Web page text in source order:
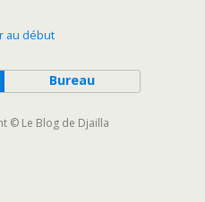
au début
Bureau
© Le Blog de Djailla